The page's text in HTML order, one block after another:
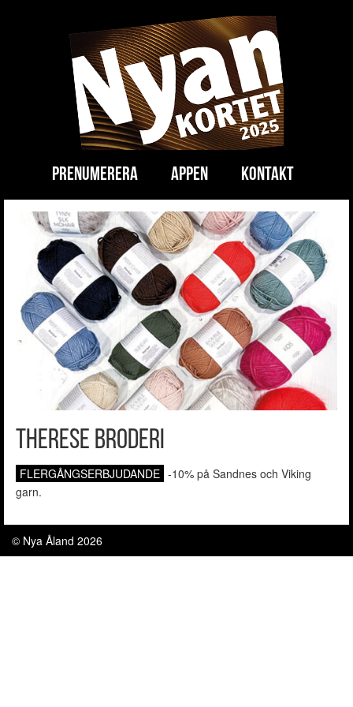
Prenumerera appen kontakt
Therese Broderi
FLERGÅNGSERBJUDANDE -10% på Sandnes och Viking
garn.
© Nya Åland 2026